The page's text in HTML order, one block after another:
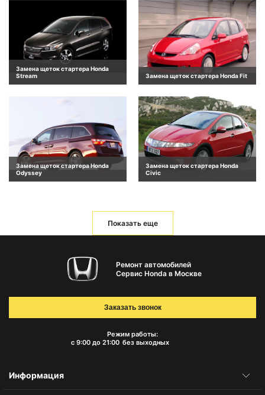
Замена щеток стартера Honda
Stream
Замена щеток стартера Honda Fit
Замена щеток стартера Honda
Odyssey
Замена щеток стартера Honda
Civic
Показать еще
Ремонт автомобилей
Сервис Honda в Москве
Режим работы:
с 9:00 до 21:00 без выходных
Заказать звонок
Информация